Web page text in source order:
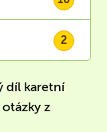
2
díl karetní
z